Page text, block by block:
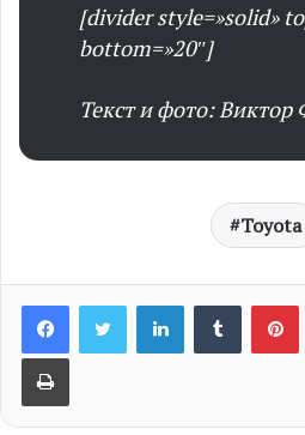
[divider style=»solid»
bottom=»20″]
Текст и фото:
Toyota
LinkedIn
Print